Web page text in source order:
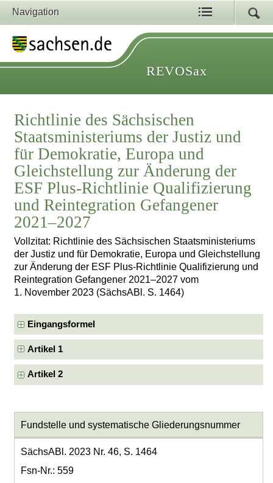
Navigation
REVOSax
Richtlinie des Sächsischen
Staatsministeriums der Justiz und
für Demokratie, Europa und
Gleichstellung zur Änderung der
ESF Plus-Richtlinie Qualifizierung
und Reintegration Gefangener
2021–2027
Vollzitat: Richtlinie des Sächsischen Staatsministeriums
der Justiz und für Demokratie, Europa und Gleichstellung
zur Änderung der ESF Plus-Richtlinie Qualifizierung und
Reintegration Gefangener 2021–2027 vom
1. November 2023 (SächsABl. S. 1464)
Eingangsformel
Artikel 1
Artikel 2
Fundstelle und systematische Gliederungsnummer
SächsABl. 2023 Nr. 46, S. 1464
Fsn-Nr.: 559